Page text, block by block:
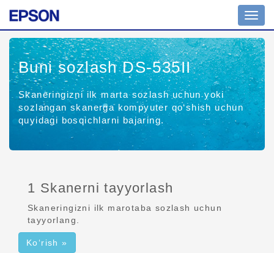
Buni sozlash DS-535II
Skaneringizni ilk marta sozlash uchun yoki
sozlangan skanerga kompyuter qo‘shish uchun
quyidagi bosqichlarni bajaring.
1 Skanerni tayyorlash
Skaneringizni ilk marotaba sozlash uchun
tayyorlang.
Ko‘rish »